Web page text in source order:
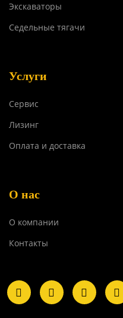
Экскаваторы
Седельные тягачи
Услуги
Сервис
Лизинг
Оплата и доставка
О нас
О компании
Контакты